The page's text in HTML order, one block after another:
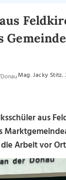
Mag. Jacky Stitz,
aus
Arbeit vor